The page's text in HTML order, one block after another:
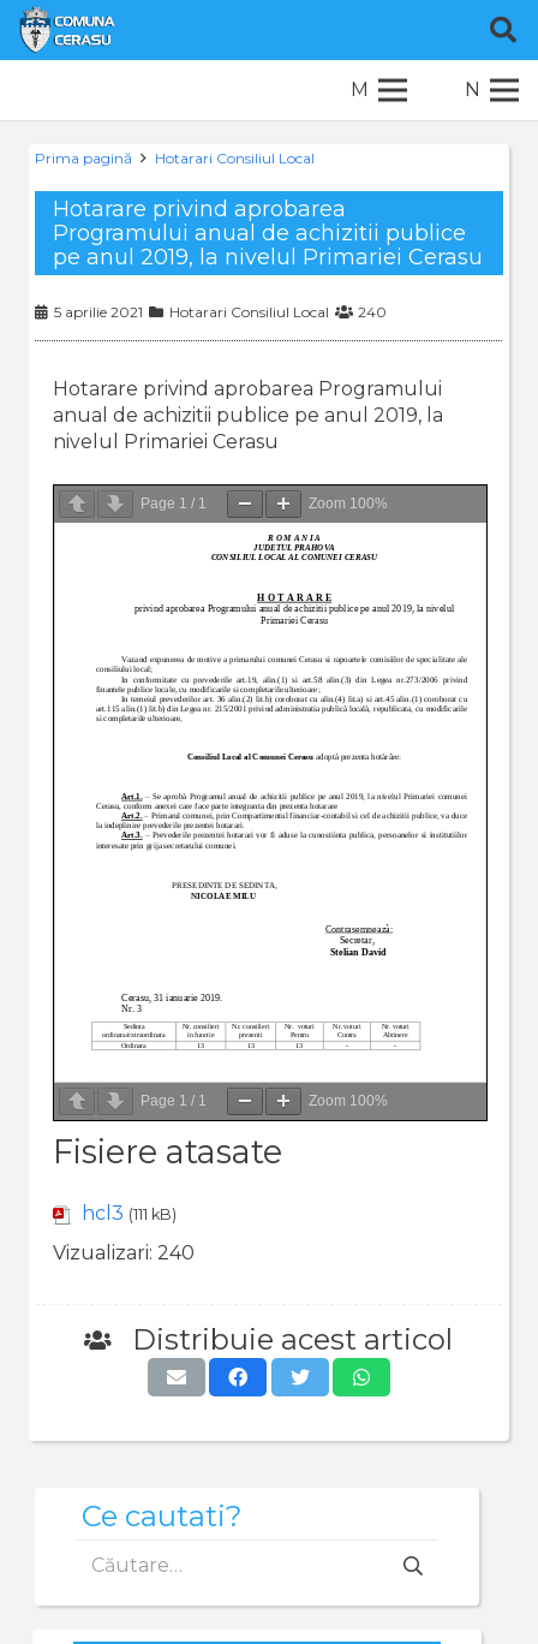
M N
Prima pagină Hotarari Consiliul Local
Hotarare privind aprobarea
Programului anual de achizitii publice
pe anul 2019, la nivelul Primariei Cerasu
5 aprilie 2021 Hotarari Consiliul Local 240
Hotarare privind aprobarea Programului
anual de achizitii publice pe anul 2019, la
nivelul Primariei Cerasu
Page 1 / 1 Zoom 100%
Page 1 / 1 Zoom 100%
Fisiere atasate
hcl3 (111 kB)
Vizualizari: 240
Distribuie acest articol
Ce cautati?
după: